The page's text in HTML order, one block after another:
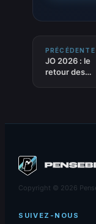
PRÉCÉDENTE
JO 2026 : le
retour des
Copyright © 2026
SUIVEZ-NOUS